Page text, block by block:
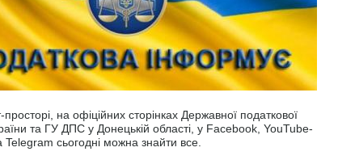
просторі, на офіційних сторінках Державної податкової
та ГУ ДПС у Донецькій області, у Facebook, YouTube-
Telegram сьогодні можна знайти все.